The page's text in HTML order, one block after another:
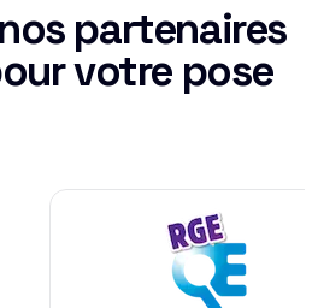
partenaires
votre pose